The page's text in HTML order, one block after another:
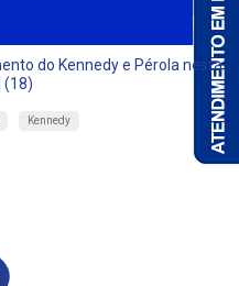
do Kennedy e Pérola nesta
(18)
Kennedy